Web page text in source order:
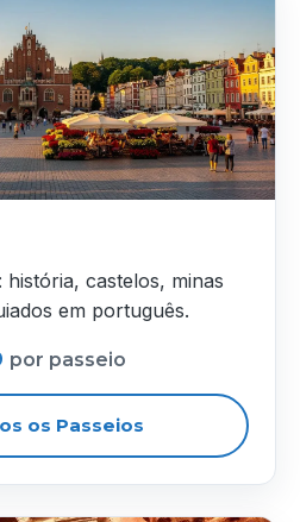
história, castelos, minas
em português.
por passeio
os Passeios